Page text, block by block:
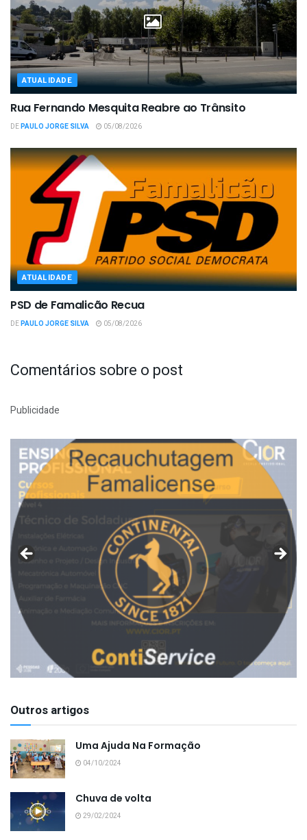
ATUALIDADE
Rua Fernando Mesquita Reabre ao Trânsito
DEPAULO JORGE SILVA 05/08/2026
ATUALIDADE
PSD de Famalicão Recua
DEPAULO JORGE SILVA 05/08/2026
Comentários sobre o post
Publicidade
Outros artigos
Uma Ajuda Na Formação
04/10/2024
Chuva de volta
29/02/2024